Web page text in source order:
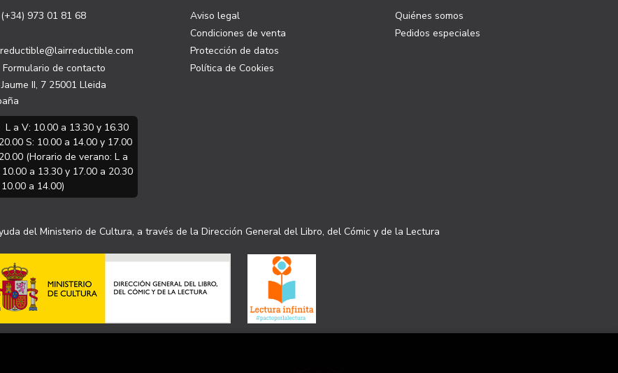
(+34) 973 01 81 68
Formulario de contacto
Jaume II, 7 25001 Lleida
L a V: 10.00 a 13.30 y 16.30
S: 10.00 a 14.00 y 17.00
(Horario de verano: L a
a 13.30 y 17.00 a 20.30
a 14.00)
Aviso legal
Condiciones de venta
Protección de datos
Política de Cookies
Quiénes somos
Pedidos especiales
del Ministerio de Cultura, a través de la Dirección General del Libro, del Cómic y de la Lectura